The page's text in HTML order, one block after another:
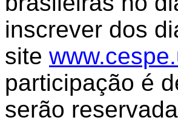
inscrever dos
site
participação é
serão